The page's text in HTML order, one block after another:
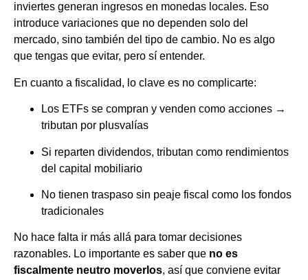
inviertes generan ingresos en monedas locales. Eso
introduce variaciones que no dependen solo del
mercado, sino también del tipo de cambio. No es algo
que tengas que evitar, pero sí entender.
En cuanto a fiscalidad, lo clave es no complicarte:
Los ETFs se compran y venden como acciones →
tributan por plusvalías
Si reparten dividendos, tributan como rendimientos
del capital mobiliario
No tienen traspaso sin peaje fiscal como los fondos
tradicionales
No hace falta ir más allá para tomar decisiones
razonables. Lo importante es saber que no es
fiscalmente neutro moverlos, así que conviene evitar